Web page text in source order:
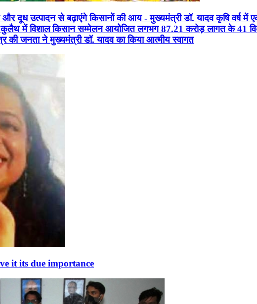
और दूध उत्पादन से बढ़ाएंगे किसानों की आय - मुख्यमंत्री डॉ. यादव कृषि वर्ष
में विशाल किसान सम्मेलन आयोजित लगभग 87.21 करोड़ लागत के 41
की जनता ने मुख्यमंत्री डॉ. यादव का किया आत्मीय स्वागत
it its due importance